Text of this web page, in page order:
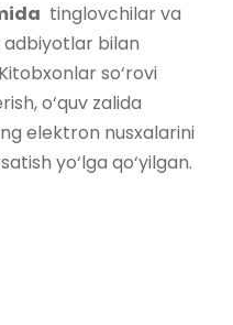
tinglovchilar va
adbiyotlar bilan
so‘rovi
o‘quv zalida
elektron nusxalarini
yo‘lga qo‘yilgan.